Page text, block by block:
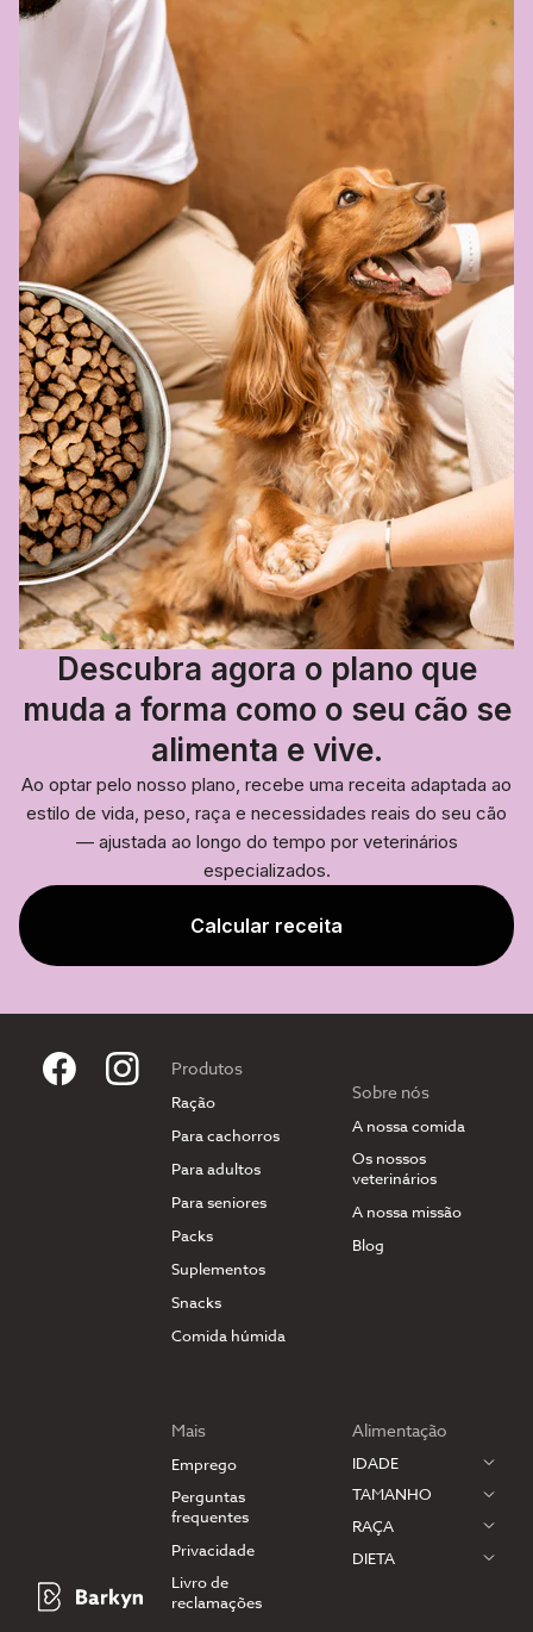
Descubra agora o plano que
muda a forma como o seu cão se
alimenta e vive.
Ao optar pelo nosso plano, recebe uma receita adaptada ao
estilo de vida, peso, raça e necessidades reais do seu cão
— ajustada ao longo do tempo por veterinários
especializados.
Calcular receita
Produtos
Ração
Para cachorros
Para adultos
Para seniores
Packs
Suplementos
Snacks
Comida húmida
Sobre nós
A nossa comida
Os nossos
veterinários
A nossa missão
Blog
Mais
Emprego
Perguntas
frequentes
Privacidade
Livro de
reclamações
Alimentação
IDADE
TAMANHO
RAÇA
DIETA